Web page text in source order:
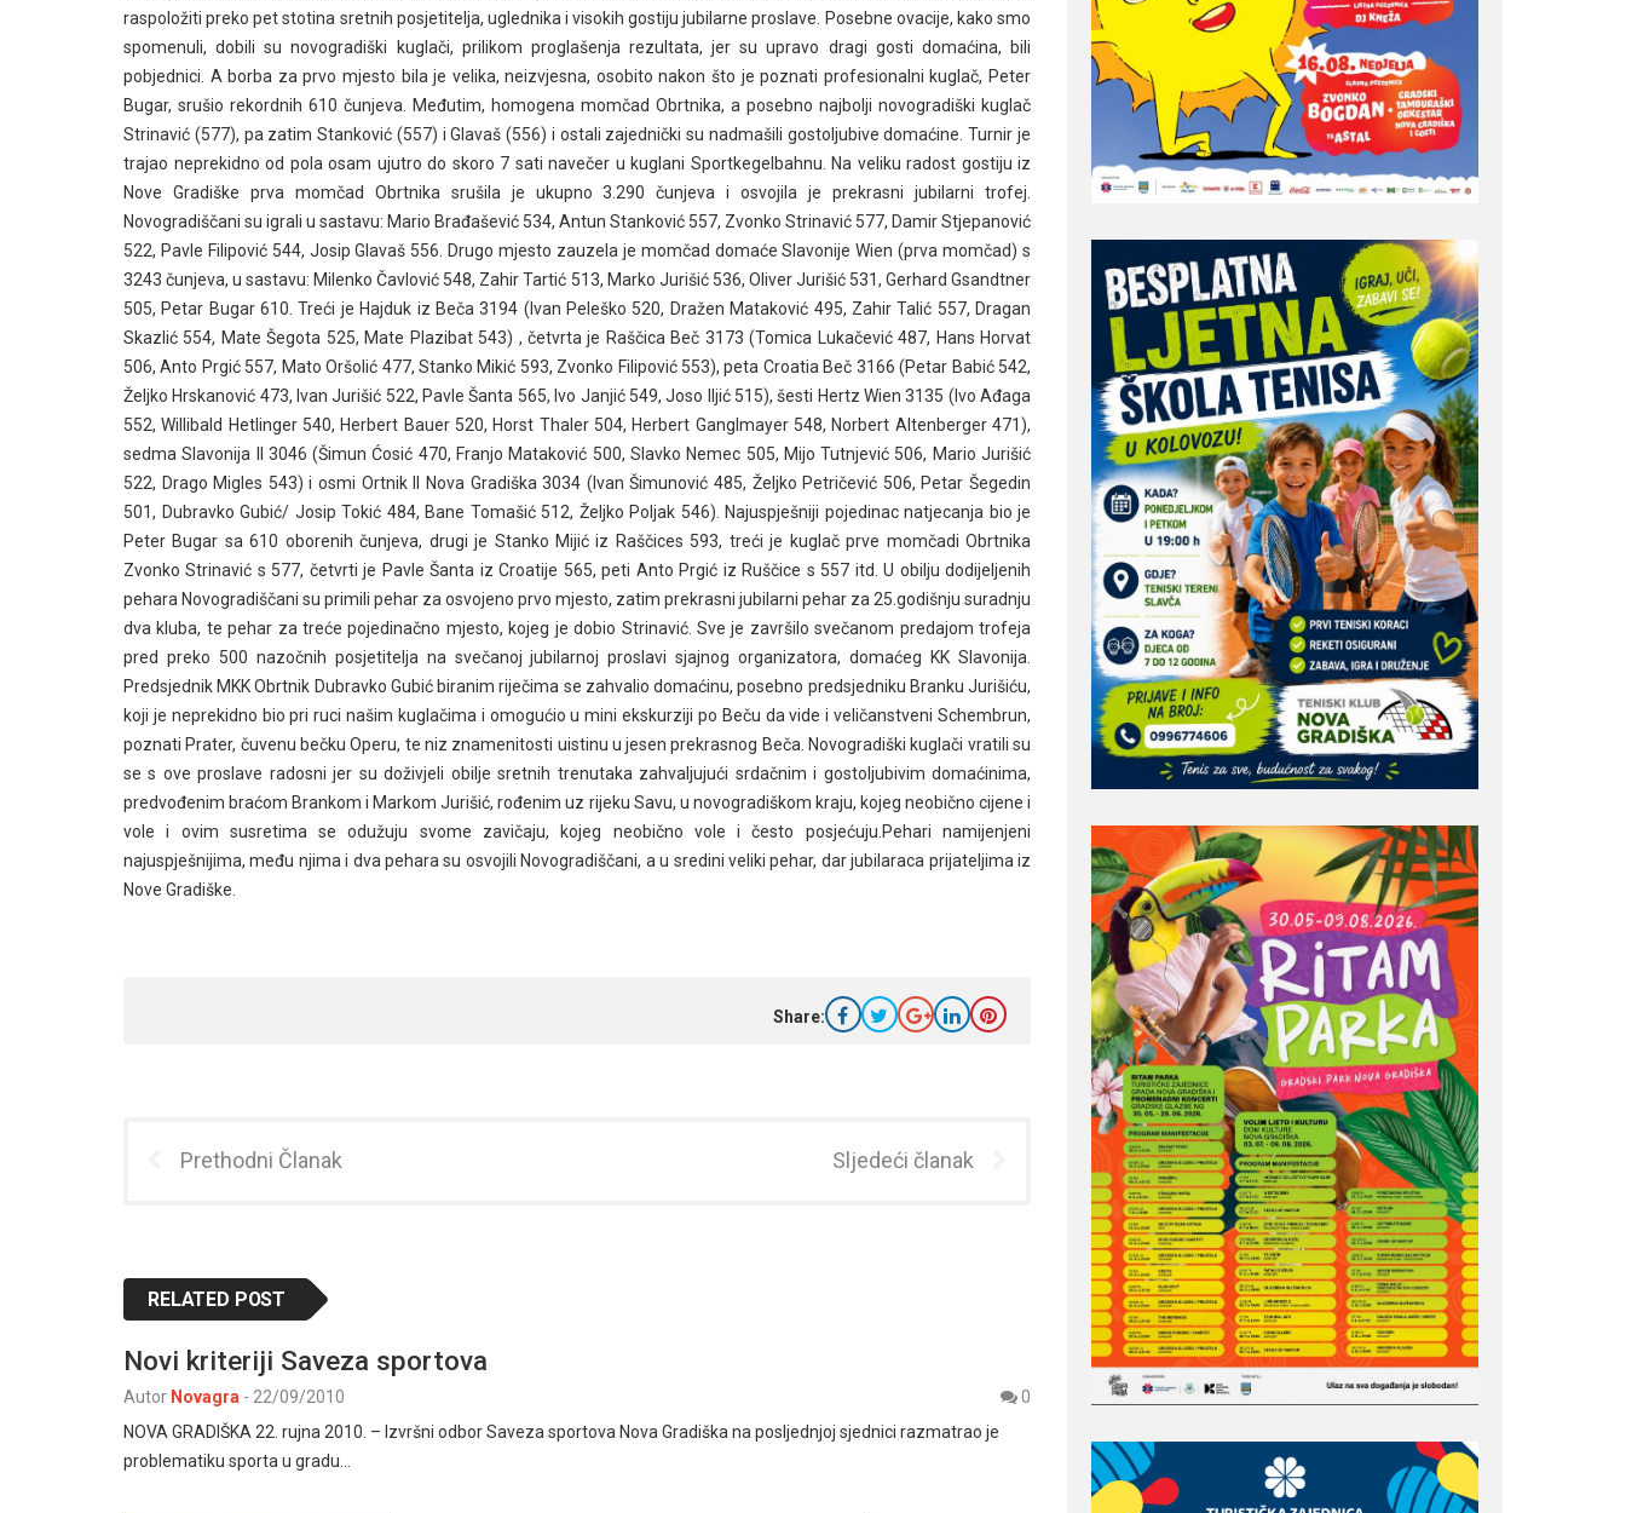
raspoložiti preko pet stotina sretnih posjetitelja, uglednika i visokih gostiju jubilarne proslave. Posebne ovacije, kako smo
spomenuli, dobili su novogradiški kuglači, prilikom proglašenja rezultata, jer su upravo dragi gosti domaćina, bili
pobjednici. A borba za prvo mjesto bila je velika, neizvjesna, osobito nakon što je poznati profesionalni kuglač, Peter
Bugar, srušio rekordnih 610 čunjeva. Međutim, homogena momčad Obrtnika, a posebno najbolji novogradiški kuglač
Strinavić (577), pa zatim Stanković (557) i Glavaš (556) i ostali zajednički su nadmašili gostoljubive domaćine. Turnir je
trajao neprekidno od pola osam ujutro do skoro 7 sati navečer u kuglani Sportkegelbahnu. Na veliku radost gostiju iz
Nove Gradiške prva momčad Obrtnika srušila je ukupno 3.290 čunjeva i osvojila je prekrasni jubilarni trofej.
Novogradiščani su igrali u sastavu: Mario Brađašević 534, Antun Stanković 557, Zvonko Strinavić 577, Damir Stjepanović
522, Pavle Filipović 544, Josip Glavaš 556. Drugo mjesto zauzela je momčad domaće Slavonije Wien (prva momčad) s
3243 čunjeva, u sastavu: Milenko Čavlović 548, Zahir Tartić 513, Marko Jurišić 536, Oliver Jurišić 531, Gerhard Gsandtner
505, Petar Bugar 610. Treći je Hajduk iz Beča 3194 (Ivan Peleško 520, Dražen Mataković 495, Zahir Talić 557, Dragan
Skazlić 554, Mate Šegota 525, Mate Plazibat 543) , četvrta je Raščica Beč 3173 (Tomica Lukačević 487, Hans Horvat
506, Anto Prgić 557, Mato Oršolić 477, Stanko Mikić 593, Zvonko Filipović 553), peta Croatia Beč 3166 (Petar Babić 542,
Željko Hrskanović 473, Ivan Jurišić 522, Pavle Šanta 565, Ivo Janjić 549, Joso Iljić 515), šesti Hertz Wien 3135 (Ivo Ađaga
552, Willibald Hetlinger 540, Herbert Bauer 520, Horst Thaler 504, Herbert Ganglmayer 548, Norbert Altenberger 471),
sedma Slavonija II 3046 (Šimun Ćosić 470, Franjo Mataković 500, Slavko Nemec 505, Mijo Tutnjević 506, Mario Jurišić
522, Drago Migles 543) i osmi Ortnik II Nova Gradiška 3034 (Ivan Šimunović 485, Željko Petričević 506, Petar Šegedin
501, Dubravko Gubić/ Josip Tokić 484, Bane Tomašić 512, Željko Poljak 546). Najuspješniji pojedinac natjecanja bio je
Peter Bugar sa 610 oborenih čunjeva, drugi je Stanko Mijić iz Raščices 593, treći je kuglač prve momčadi Obrtnika
Zvonko Strinavić s 577, četvrti je Pavle Šanta iz Croatije 565, peti Anto Prgić iz Ruščice s 557 itd. U obilju dodijeljenih
pehara Novogradiščani su primili pehar za osvojeno prvo mjesto, zatim prekrasni jubilarni pehar za 25.godišnju suradnju
dva kluba, te pehar za treće pojedinačno mjesto, kojeg je dobio Strinavić. Sve je završilo svečanom predajom trofeja
pred preko 500 nazočnih posjetitelja na svečanoj jubilarnoj proslavi sjajnog organizatora, domaćeg KK Slavonija.
Predsjednik MKK Obrtnik Dubravko Gubić biranim riječima se zahvalio domaćinu, posebno predsjedniku Branku Jurišiću,
koji je neprekidno bio pri ruci našim kuglačima i omogućio u mini ekskurziji po Beču da vide i veličanstveni Schembrun,
poznati Prater, čuvenu bečku Operu, te niz znamenitosti uistinu u jesen prekrasnog Beča. Novogradiški kuglači vratili su
se s ove proslave radosni jer su doživjeli obilje sretnih trenutaka zahvaljujući srdačnim i gostoljubivim domaćinima,
predvođenim braćom Brankom i Markom Jurišić, rođenim uz rijeku Savu, u novogradiškom kraju, kojeg neobično cijene i
vole i ovim susretima se odužuju svome zavičaju, kojeg neobično vole i često posjećuju.Pehari namijenjeni
najuspješnijima, među njima i dva pehara su osvojili Novogradiščani, a u sredini veliki pehar, dar jubilaraca prijateljima iz
Nove Gradiške.
Share:
Prethodni Članak Sljedeći članak
RELATED POST
Novi kriteriji Saveza sportova
Autor Novagra - 22/09/2010
0
NOVA GRADIŠKA 22. rujna 2010. – Izvršni odbor Saveza sportova Nova Gradiška na posljednjoj sjednici razmatrao je
problematiku sporta u gradu…